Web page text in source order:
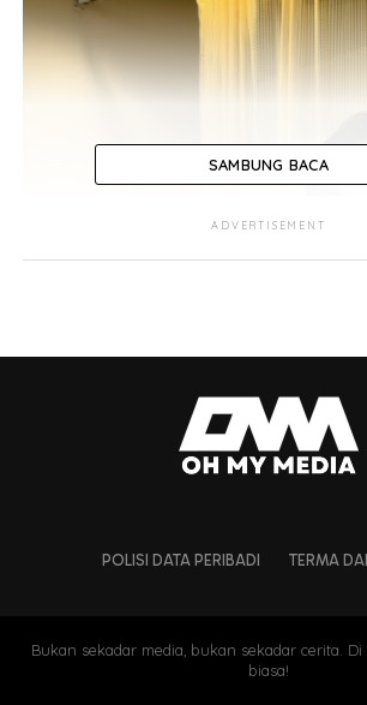
SAMBUNG BACA
ADVERTISEMENT
POLISI DATA PERIBADI TERMA
Bukan sekadar media, bukan sekadar cerita.
biasa!